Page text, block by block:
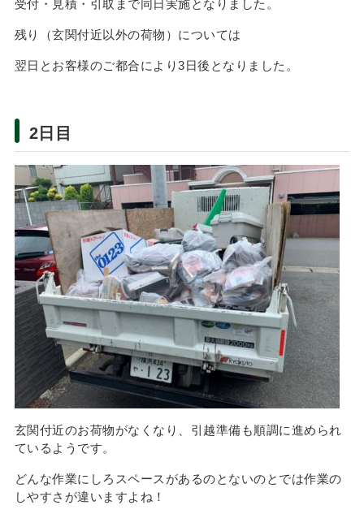
受付・見積・引取まで同日実施となりました。
残り（玄関付近以外の荷物）については
翌日とお客様のご都合により3日後となりました。
2日目
玄関付近のお荷物がなくなり、引越準備も順調に進められ
ているようです。
どんな作業にしろスペースがあるのとないのとでは作業の
しやすさが違いますよね！